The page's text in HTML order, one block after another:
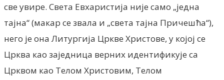
све увире. Света Евхаристија није само „једна
тајна“ (макар се звала и „света тајна Причешћа“),
него je она Литургија Цркве Христове, у којој се
Црква као заједница верних идентификује са
Црквом као Телом Христовим, Телом